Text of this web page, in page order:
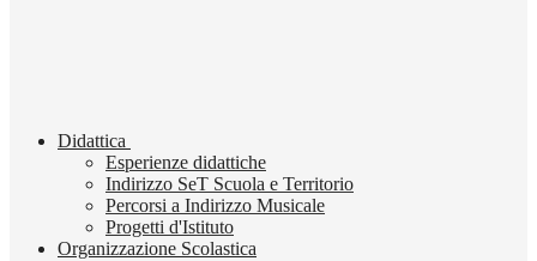
Didattica
Esperienze didattiche
Indirizzo SeT Scuola e Territorio
Percorsi a Indirizzo Musicale
Progetti d'Istituto
Organizzazione Scolastica